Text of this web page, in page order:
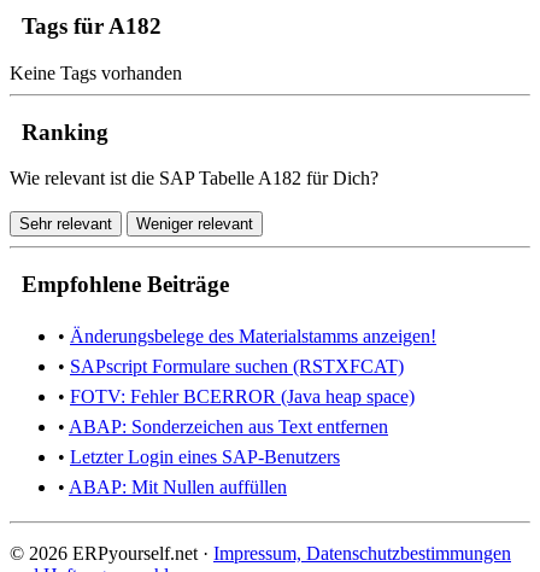
Tags für A182
Keine Tags vorhanden
Ranking
Wie relevant ist die SAP Tabelle A182 für Dich?
Sehr relevant Weniger relevant
Empfohlene Beiträge
• Änderungsbelege des Materialstamms anzeigen!
• SAPscript Formulare suchen (RSTXFCAT)
• FOTV: Fehler BCERROR (Java heap space)
• ABAP: Sonderzeichen aus Text entfernen
• Letzter Login eines SAP-Benutzers
• ABAP: Mit Nullen auffüllen
© 2026 ERPyourself.net · Impressum, Datenschutzbestimmungen